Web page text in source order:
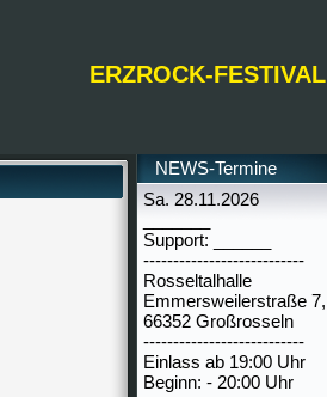
ERZROCK-FESTIVAL
NEWS-Termine
Sa. 28.11.2026
Support: ______
---------------------------
Rosseltalhalle
Emmersweilerstraße 7,
66352 Großrosseln
---------------------------
Einlass ab 19:00 Uhr
Beginn: - 20:00 Uhr